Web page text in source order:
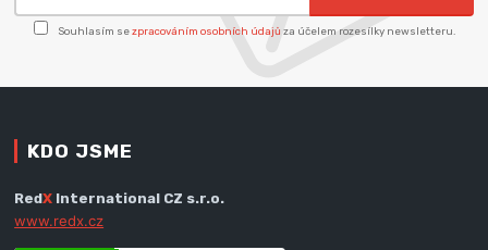
Souhlasím sezpracováním osobních údajů za účelem rozesílky newsletteru.
KDO JSME
RedX International CZ s.r.o.
www.redx.cz